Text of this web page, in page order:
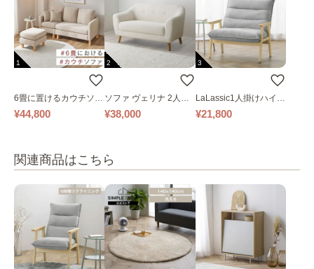
1
6畳に置けるカウチソフ
ァ｜ベージュ
¥44,800
2
ソファ ヴェリナ 2人掛
け
¥38,000
3
LaLassic1人掛けハイバ
ックソファ ワイド
¥21,800
関連商品はこちら